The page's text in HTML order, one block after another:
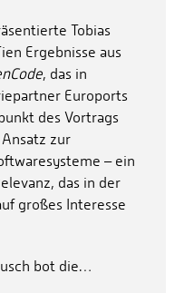
Tobias
Ergebnisse aus
, das in
Euroports
des Vortrags
zur
– ein
das in der
großes Interesse
bot die…